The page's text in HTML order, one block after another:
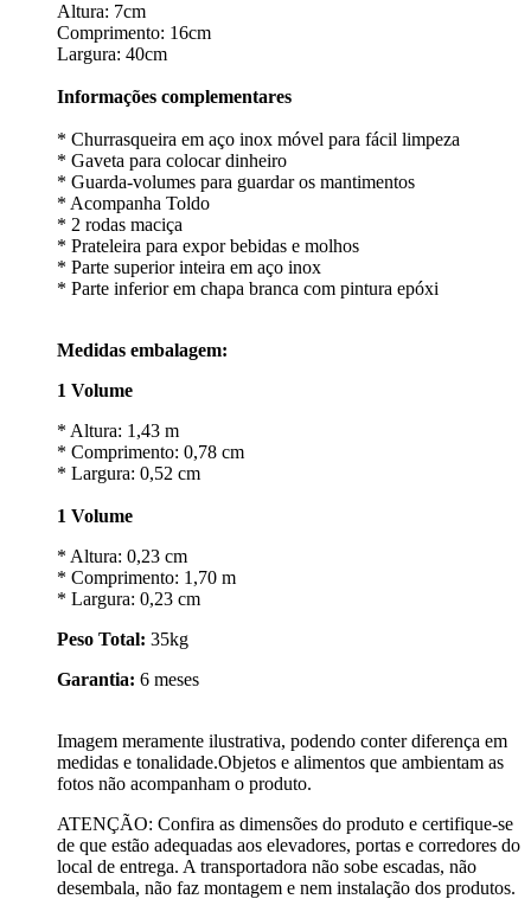
Altura: 7cm
Comprimento: 16cm
Largura: 40cm
Informações complementares
* Churrasqueira em aço inox móvel para fácil limpeza
* Gaveta para colocar dinheiro
* Guarda-volumes para guardar os mantimentos
* Acompanha Toldo
* 2 rodas maciça
* Prateleira para expor bebidas e molhos
* Parte superior inteira em aço inox
* Parte inferior em chapa branca com pintura epóxi
Medidas embalagem:
1 Volume
* Altura: 1,43 m
* Comprimento: 0,78 cm
* Largura: 0,52 cm
1 Volume
* Altura: 0,23 cm
* Comprimento: 1,70 m
* Largura: 0,23 cm
Peso Total: 35kg
Garantia: 6 meses
Imagem meramente ilustrativa, podendo conter diferença em
medidas e tonalidade.Objetos e alimentos que ambientam as
fotos não acompanham o produto.
ATENÇÃO: Confira as dimensões do produto e certifique-se
de que estão adequadas aos elevadores, portas e corredores do
local de entrega. A transportadora não sobe escadas, não
desembala, não faz montagem e nem instalação dos produtos.